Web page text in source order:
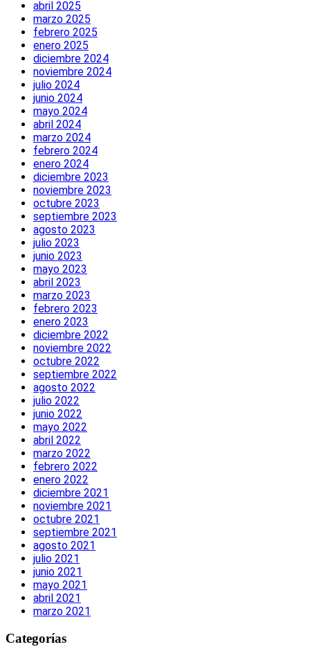
abril 2025
marzo 2025
febrero 2025
enero 2025
diciembre 2024
noviembre 2024
julio 2024
junio 2024
mayo 2024
abril 2024
marzo 2024
febrero 2024
enero 2024
diciembre 2023
noviembre 2023
octubre 2023
septiembre 2023
agosto 2023
julio 2023
junio 2023
mayo 2023
abril 2023
marzo 2023
febrero 2023
enero 2023
diciembre 2022
noviembre 2022
octubre 2022
septiembre 2022
agosto 2022
julio 2022
junio 2022
mayo 2022
abril 2022
marzo 2022
febrero 2022
enero 2022
diciembre 2021
noviembre 2021
octubre 2021
septiembre 2021
agosto 2021
julio 2021
junio 2021
mayo 2021
abril 2021
marzo 2021
Categorías